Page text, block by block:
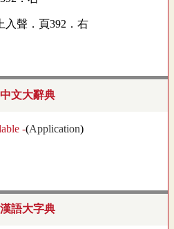
入聲．頁392．右
中文大辭典
-(Application)
漢語大字典